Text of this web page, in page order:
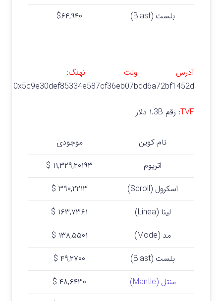
بلست (Blast)
$۶۴,۹۴۰
آدرس ولت نهنگ:
0x5c9e30def85334e587cf36eb07bdd6a72bf1452d
TVF: رقم ۱.3B دلار
نام کوین
موجودی
اتریوم
۱۱,۳۲۹,۲۰۱۹۳ $
اسکرول (Scroll)
۳۹۰,۲۲۱۳ $
لینا (Linea)
۱۶۳,۷۳۶۱ $
مد (Mode)
۱۳۸,۵۵۰۱ $
بلست (Blast)
۴۹,۲۷۰۰ $
منتل (Mantle)
۴۸,۶۴۳۰ $